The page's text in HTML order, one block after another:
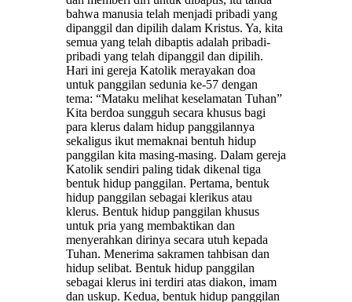
bahwa manusia telah menjadi pribadi yang
dipanggil dan dipilih dalam Kristus. Ya, kita
semua yang telah dibaptis adalah pribadi-
pribadi yang telah dipanggil dan dipilih.
Hari ini gereja Katolik merayakan doa
untuk panggilan sedunia ke-57 dengan
tema: “Mataku melihat keselamatan Tuhan”
Kita berdoa sungguh secara khusus bagi
para klerus dalam hidup panggilannya
sekaligus ikut memaknai bentuh hidup
panggilan kita masing-masing. Dalam gereja
Katolik sendiri paling tidak dikenal tiga
bentuk hidup panggilan. Pertama, bentuk
hidup panggilan sebagai klerikus atau
klerus. Bentuk hidup panggilan khusus
untuk pria yang membaktikan dan
menyerahkan dirinya secara utuh kepada
Tuhan. Menerima sakramen tahbisan dan
hidup selibat. Bentuk hidup panggilan
sebagai klerus ini terdiri atas diakon, imam
dan uskup. Kedua, bentuk hidup panggilan